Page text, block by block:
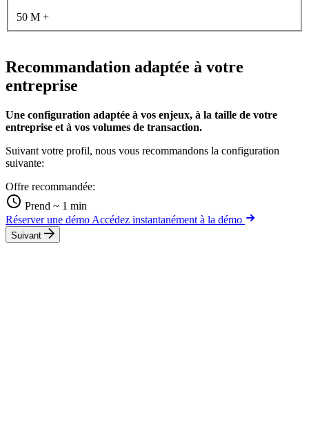
50 M +
Recommandation adaptée à votre
entreprise
Une configuration adaptée à vos enjeux, à la taille de votre
entreprise et à vos volumes de transaction.
Suivant votre profil, nous vous recommandons la configuration
suivante:
Offre recommandée:
Prend ~ 1 min
Réserver une démo Accédez instantanément à la démo
Suivant